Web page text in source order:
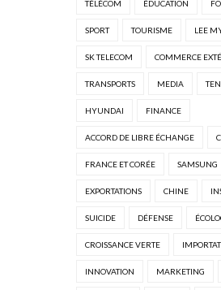
TÉLÉCOM ÉDUCATION
SPORT TOURISME LEE
SK TELECOM COMMERCE
TRANSPORTS MEDIA
HYUNDAI FINANCE
ACCORD DE LIBRE ÉCHANGE
FRANCE ET CORÉE SAMSUNG
EXPORTATIONS CHINE
SUICIDE DÉFENSE
CROISSANCE VERTE
INNOVATION MARKETING